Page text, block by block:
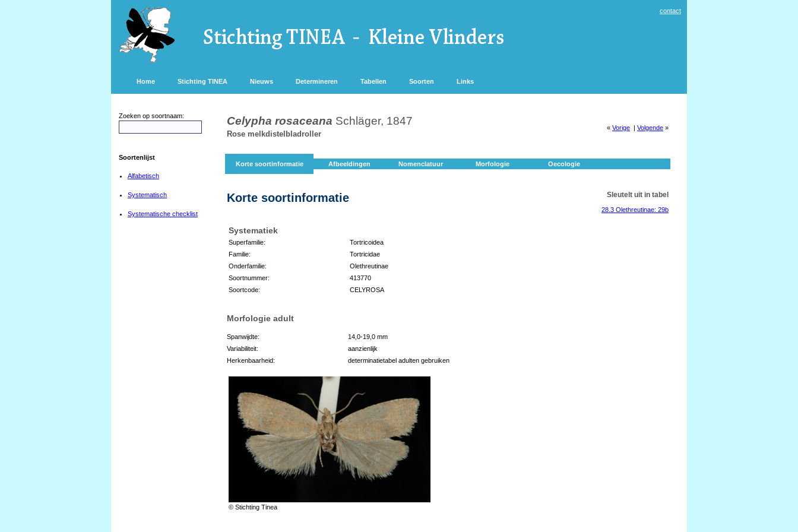
contact
Home Stichting TINEA Nieuws Determineren Tabellen Soorten Links
Zoeken op soortnaam:
Soortenlijst
Alfabetisch
Systematisch
Systematische checklist
Celypha rosaceana Schläger, 1847
Rose melkdistelbladroller
« Vorige | Volgende »
Korte soortinformatie Afbeeldingen Nomenclatuur Morfologie Oecologie
Korte soortinformatie
Systematiek
Superfamilie:
Tortricoidea
Familie:
Tortricidae
Onderfamilie:
Olethreutinae
Soortnummer:
413770
Soortcode:
CELYROSA
Sleutelt uit in tabel
28.3 Olethreutinae: 29b
Morfologie adult
Spanwijdte:
14,0-19,0 mm
Variabiliteit:
aanzienlijk
Herkenbaarheid:
determinatietabel adulten gebruiken
© Stichting Tinea